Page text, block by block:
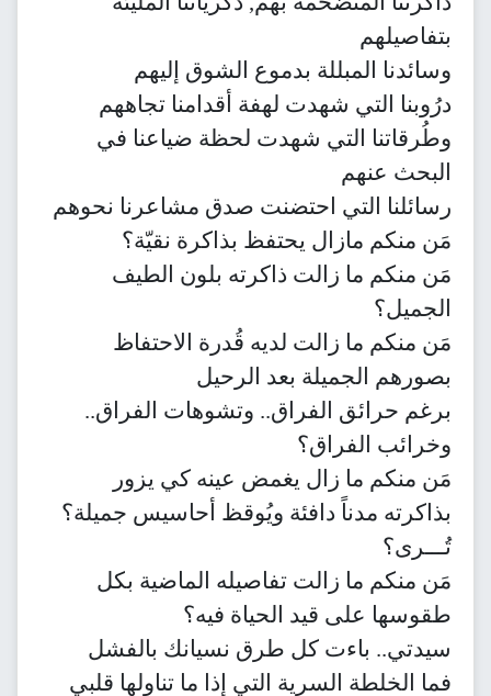
بتفاصيلهم
وسائدنا المبللة بدموع الشوق إليهم
درُوبنا التي شهدت لهفة أقدامنا تجاههم
وطُرقاتنا التي شهدت لحظة ضياعنا في
البحث عنهم
رسائلنا التي احتضنت صدق مشاعرنا نحوهم
مَن منكم مازال يحتفظ بذاكرة نقيّة؟
مَن منكم ما زالت ذاكرته بلون الطيف
الجميل؟
مَن منكم ما زالت لديه قُدرة الاحتفاظ
بصورهم الجميلة بعد الرحيل
برغم حرائق الفراق.. وتشوهات الفراق..
وخرائب الفراق؟
مَن منكم ما زال يغمض عينه كي يزور
بذاكرته مدناً دافئة ويُوقظ أحاسيس جميلة؟
تُـــرى؟
مَن منكم ما زالت تفاصيله الماضية بكل
طقوسها على قيد الحياة فيه؟
سيدتي.. باءت كل طرق نسيانك بالفشل
فما الخلطة السرية التي إذا ما تناولها قلبي